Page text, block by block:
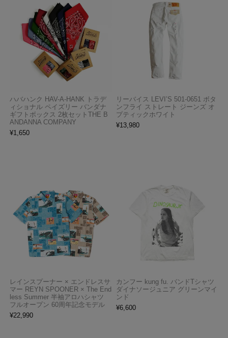
ハバハンク HAV-A-HANK トラデ
ィショナル ペイズリー バンダナ
ギフトボックス 2枚セットTHE B
ANDANNA COMPANY
¥1,650
リーバイス LEVI’S 501-0651 ボタ
ンフライ ストレート ジーンズ オ
プティックホワイト
¥13,980
レインスプーナー × エンドレスサ
マー REYN SPOONER × The End
less Summer 半袖アロハシャツ
フルオープン 60周年記念モデル
¥22,990
カンフー kung fu. バンドTシャツ
ダイナソージュニア グリーンマイ
ンド
¥6,600